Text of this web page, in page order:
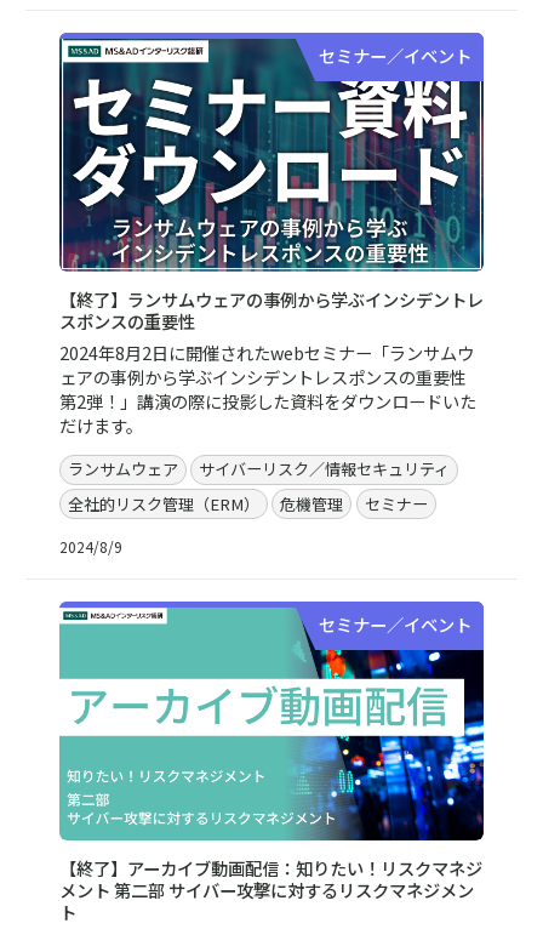
セミナー／イベント
【終了】ランサムウェアの事例から学ぶインシデントレ
スポンスの重要性
2024年8月2日に開催されたwebセミナー「ランサムウ
ェアの事例から学ぶインシデントレスポンスの重要性
第2弾！」講演の際に投影した資料をダウンロードいた
だけます。
ランサムウェア
サイバーリスク／情報セキュリティ
全社的リスク管理（ERM）
危機管理 セミナー
2024/8/9
セミナー／イベント
【終了】アーカイブ動画配信：知りたい！リスクマネジ
メント 第二部 サイバー攻撃に対するリスクマネジメン
ト